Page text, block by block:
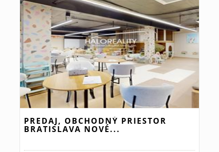
PREDAJ, OBCHODNÝ PRIESTOR
BRATISLAVA NOVÉ...